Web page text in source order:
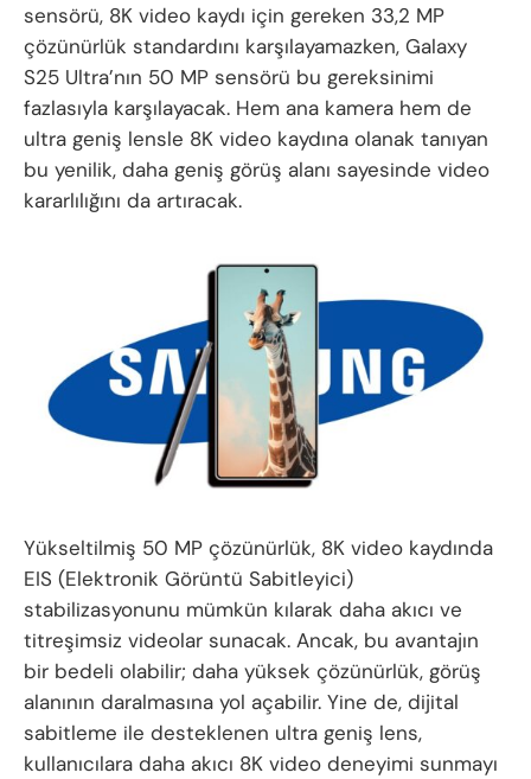
sensörü, 8K video kaydı için gereken 33,2 MP
çözünürlük standardını karşılayamazken, Galaxy
S25 Ultra’nın 50 MP sensörü bu gereksinimi
fazlasıyla karşılayacak. Hem ana kamera hem de
ultra geniş lensle 8K video kaydına olanak tanıyan
bu yenilik, daha geniş görüş alanı sayesinde video
kararlılığını da artıracak.
Yükseltilmiş 50 MP çözünürlük, 8K video kaydında
EIS (Elektronik Görüntü Sabitleyici)
stabilizasyonunu mümkün kılarak daha akıcı ve
titreşimsiz videolar sunacak. Ancak, bu avantajın
bir bedeli olabilir; daha yüksek çözünürlük, görüş
alanının daralmasına yol açabilir. Yine de, dijital
sabitleme ile desteklenen ultra geniş lens,
kullanıcılara daha akıcı 8K video deneyimi sunmayı